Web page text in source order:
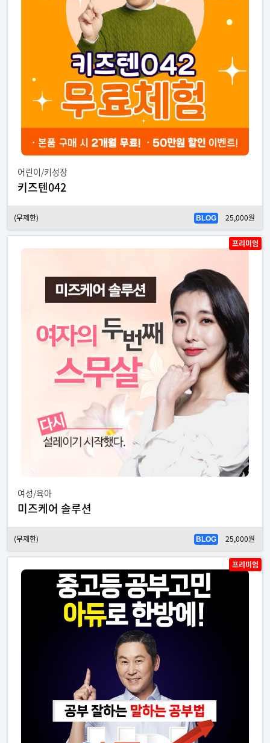
어린이/키성장
키즈텐042
(무제한) BLOG 25,000원
프리미엄
여성/육아
미즈케어 솔루션
(무제한) BLOG 25,000원
프리미엄